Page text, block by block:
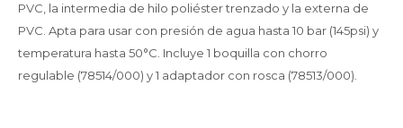
PVC, la intermedia de hilo poliéster trenzado y la externa de
PVC. Apta para usar con presión de agua hasta 10 bar (145psi) y
temperatura hasta 50°C. Incluye 1 boquilla con chorro
regulable (78514/000) y 1 adaptador con rosca (78513/000).